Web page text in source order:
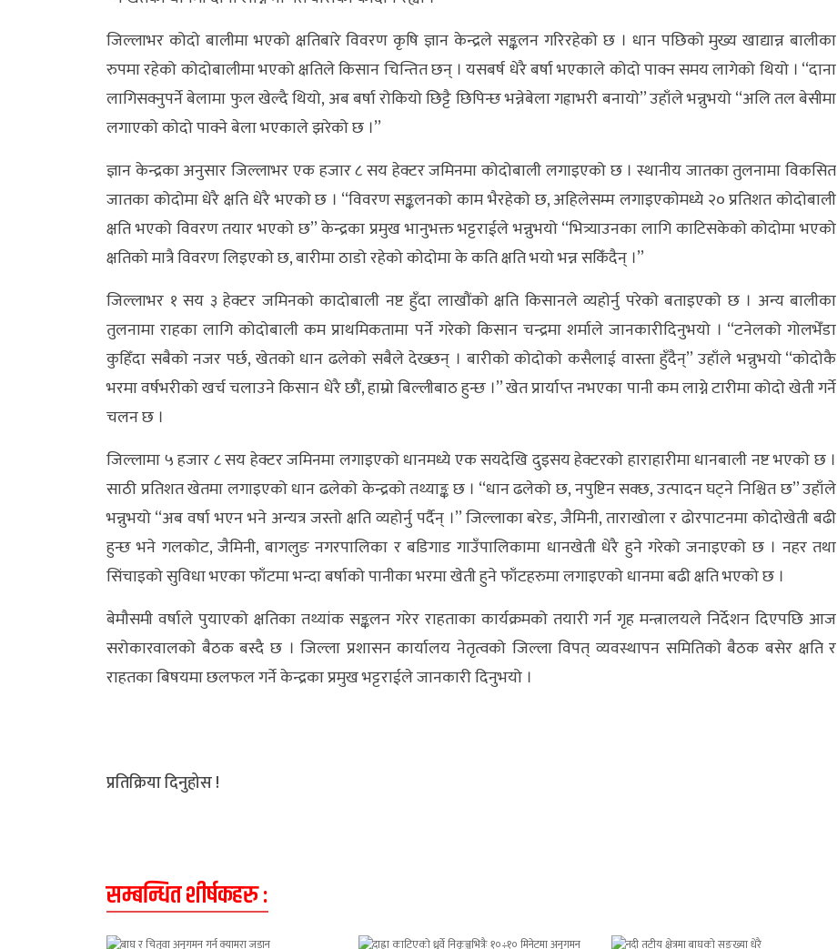
जिल्लाभर कोदो बालीमा भएको क्षतिबारे विवरण कृषि ज्ञान केन्द्रले सङ्कलन गरिरहेको छ । धान पछिको मुख्य खाद्यान्न बालीका
रुपमा रहेको कोदोबालीमा भएको क्षतिले किसान चिन्तित छन् । यसबर्ष धेरै बर्षा भएकाले कोदो पाक्न समय लागेको थियो । ‘‘दाना
लागिसक्नुपर्ने बेलामा फुल खेल्दै थियो, अब बर्षा रोकियो छिट्टै छिपिन्छ भन्नेबेला गह्राभरी बनायो’’ उहाँले भन्नुभयो ‘‘अलि तल बेसीमा
लगाएको कोदो पाक्ने बेला भएकाले झरेको छ ।’’
ज्ञान केन्द्रका अनुसार जिल्लाभर एक हजार ८ सय हेक्टर जमिनमा कोदोबाली लगाइएको छ । स्थानीय जातका तुलनामा विकसित
जातका कोदोमा धेरै क्षति धेरै भएको छ । ‘‘विवरण सङ्कलनको काम भैरहेको छ, अहिलेसम्म लगाइएकोमध्ये २० प्रतिशत कोदोबाली
क्षति भएको विवरण तयार भएको छ’’ केन्द्रका प्रमुख भानुभक्त भट्टराईले भन्नुभयो ‘‘भित्र्याउनका लागि काटिसकेको कोदोमा भएको
क्षतिको मात्रै विवरण लिइएको छ, बारीमा ठाडो रहेको कोदोमा के कति क्षति भयो भन्न सकिँदैन् ।’’
जिल्लाभर १ सय ३ हेक्टर जमिनको कादोबाली नष्ट हुँदा लाखौंको क्षति किसानले व्यहोर्नु परेको बताइएको छ । अन्य बालीका
तुलनामा राहका लागि कोदोबाली कम प्राथमिकतामा पर्ने गरेको किसान चन्द्रमा शर्माले जानकारीदिनुभयो । ‘‘टनेलको गोलभेँडा
कुहिँदा सबैको नजर पर्छ, खेतको धान ढलेको सबैले देख्छन् । बारीको कोदोको कसैलाई वास्ता हुँदैन्’’ उहाँले भन्नुभयो ‘‘कोदोकै
भरमा वर्षभरीको खर्च चलाउने किसान धेरै छौं, हाम्रो बिल्लीबाठ हुन्छ ।’’ खेत प्रार्याप्त नभएका पानी कम लाग्ने टारीमा कोदो खेती गर्ने
चलन छ ।
जिल्लामा ५ हजार ८ सय हेक्टर जमिनमा लगाइएको धानमध्ये एक सयदेखि दुइसय हेक्टरको हाराहारीमा धानबाली नष्ट भएको छ ।
साठी प्रतिशत खेतमा लगाइएको धान ढलेको केन्द्रको तथ्याङ्क छ । ‘‘धान ढलेको छ, नपुष्टिन सक्छ, उत्पादन घट्ने निश्चित छ’’ उहाँले
भन्नुभयो ‘‘अब वर्षा भएन भने अन्यत्र जस्तो क्षति व्यहोर्नु पर्दैन् ।’’ जिल्लाका बरेङ, जैमिनी, ताराखोला र ढोरपाटनमा कोदोखेती बढी
हुन्छ भने गलकोट, जैमिनी, बागलुङ नगरपालिका र बडिगाड गाउँपालिकामा धानखेती धेरै हुने गरेको जनाइएको छ । नहर तथा
सिंचाइको सुविधा भएका फाँटमा भन्दा बर्षाको पानीका भरमा खेती हुने फाँटहरुमा लगाइएको धानमा बढी क्षति भएको छ ।
बेमौसमी वर्षाले पुयाएको क्षतिका तथ्यांक सङ्कलन गरेर राहताका कार्यक्रमको तयारी गर्न गृह मन्त्रालयले निर्देशन दिएपछि आज
सरोकारवालको बैठक बस्दै छ । जिल्ला प्रशासन कार्यालय नेतृत्वको जिल्ला विपत् व्यवस्थापन समितिको बैठक बसेर क्षति र
राहतका बिषयमा छलफल गर्ने केन्द्रका प्रमुख भट्टराईले जानकारी दिनुभयो ।
प्रतिक्रिया दिनुहोस !
सम्बन्धित शीर्षकहरु :